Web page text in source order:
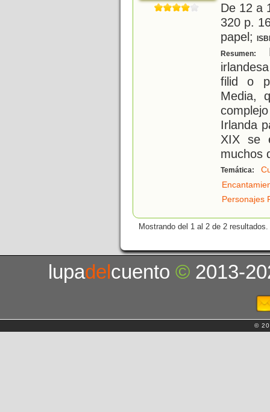
De 12 a
320 p.
papel;
Resumen:
filid o
Media,
Irlanda
XIX se
muchos
Temática:
Personajes
Mostrando del 1 al 2 de 2 resultados.
lupadelcuento© 2013-
©